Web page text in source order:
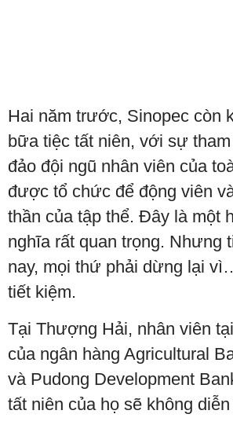
Hai năm trước, Sinopec còn
bữa tiệc tất niên, với sự
đảo đội ngũ nhân viên của
được tổ chức để động viên
thần của tập thể. Đây là một
nghĩa rất quan trọng. Nhưng
nay, mọi thứ phải dừng lại
tiết kiệm.
Tại Thượng Hải, nhân viên
của ngân hàng Agricultural
và Pudong Development
tất niên của họ sẽ không diễn